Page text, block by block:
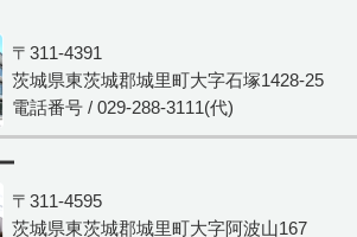
〒311-4391
茨城県東茨城郡城里町大字石塚1428-25
電話番号 / 029-288-3111(代)
〒311-4595
茨城県東茨城郡城里町大字阿波山167